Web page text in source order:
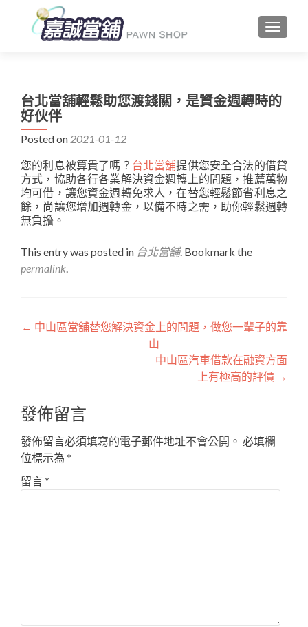
台北當舖輕鬆助您渡錢關，是資金週轉時的
好伙伴
Posted on 2021-01-12
您的利息被算貴了嗎？ 台北當舖提供您安全合法的借貸
方式，協助各行各業解決資金週轉上的問題，推薦萬物
均可借，讓您資金週轉免求人，在替您輕鬆節省利息之
餘，尚讓您增加週轉金，以備不時之需，助你輕鬆週轉
無負擔。
This entry was posted in 台北當舖. Bookmark the
permalink.
文
覽
← 中山區當舖替您解決資金上的問題，做您一輩子的靠
山
中山區汽車借款在融資方面
上有極高的評價 →
發佈留言
發佈留言必須填寫的電子郵件地址不會公開。 必填欄
位標示為 *
留言*